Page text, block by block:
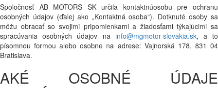
Spoločnosť AB MOTORS SK určila kontaktnúosobu pre ochranu
osobných údajov (ďalej ako „Kontaktná osoba“). Dotknuté osoby sa
môžu obracať so svojimi pripomienkami a žiadosťami týkajúcimi sa
spracúvania osobných údajov na info@mgmotor-slovakia.sk, a to
písomnou formou alebo osobne na adrese: Vajnorská 178, 831 04
Bratislava.
AKÉ OSOBNÉ ÚDAJE